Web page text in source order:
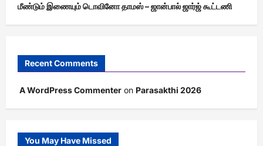
மீண்டும் இணையும் டொவினோ தாமஸ் – ஜான்பால் ஜார்ஜ் கூட்டணி
Recent Comments
A WordPress Commenter on Parasakthi 2026
You May Have Missed